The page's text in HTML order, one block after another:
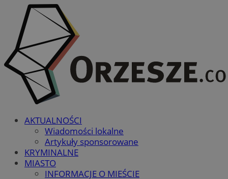
AKTUALNOŚCI
Wiadomości lokalne
Artykuły sponsorowane
KRYMINALNE
MIASTO
INFORMACJE O MIEŚCIE